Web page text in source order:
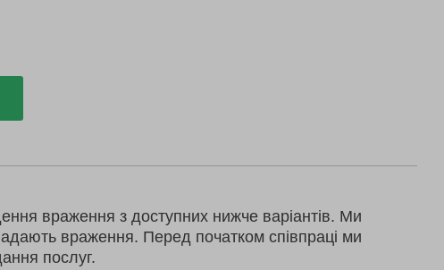
враження з доступних нижче варіантів. Ми
враження. Перед початком співпраці ми
послуг.